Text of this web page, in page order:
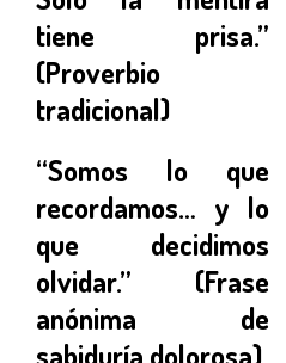
tiene prisa.”
(Proverbio
tradicional)
“Somos lo que
recordamos… y lo
que decidimos
olvidar.” (Frase
anónima de
sabiduría dolorosa)